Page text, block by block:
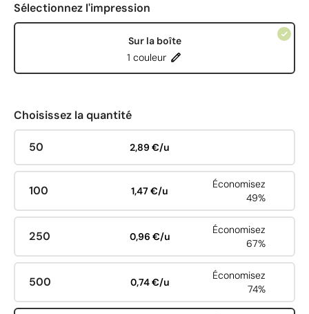
Sélectionnez l'impression
Sur la boîte
1 couleur
Choisissez la quantité
50 2,89 €/u
100 1,47 €/u
Économisez
49%
250 0,96 €/u
Économisez
67%
500 0,74 €/u
Économisez
74%